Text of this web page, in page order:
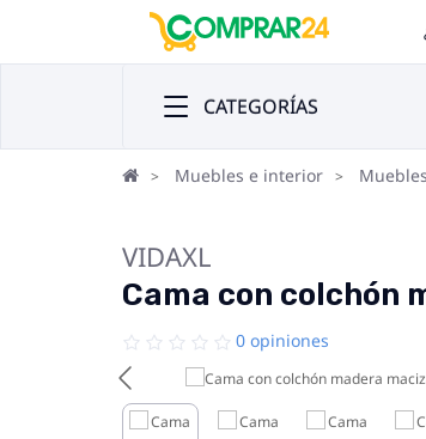
CATEGORÍAS
Muebles e interior
VIDAXL
Cama con colchón
0 opiniones